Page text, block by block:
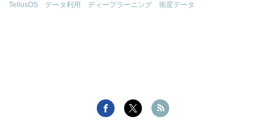
TellusOS
データ利用 ディープラーニング 衛星データ